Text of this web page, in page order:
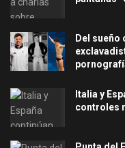
Del sueño
Italia y
controles